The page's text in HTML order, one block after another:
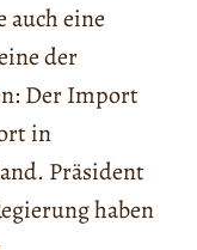
auch eine
der
Der Import
in
Präsident
haben